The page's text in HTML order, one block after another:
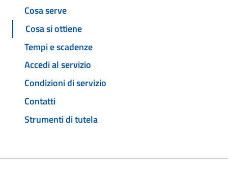
Cosa serve
Cosa si ottiene
Tempi e scadenze
Accedi al servizio
Condizioni di servizio
Contatti
Strumenti di tutela